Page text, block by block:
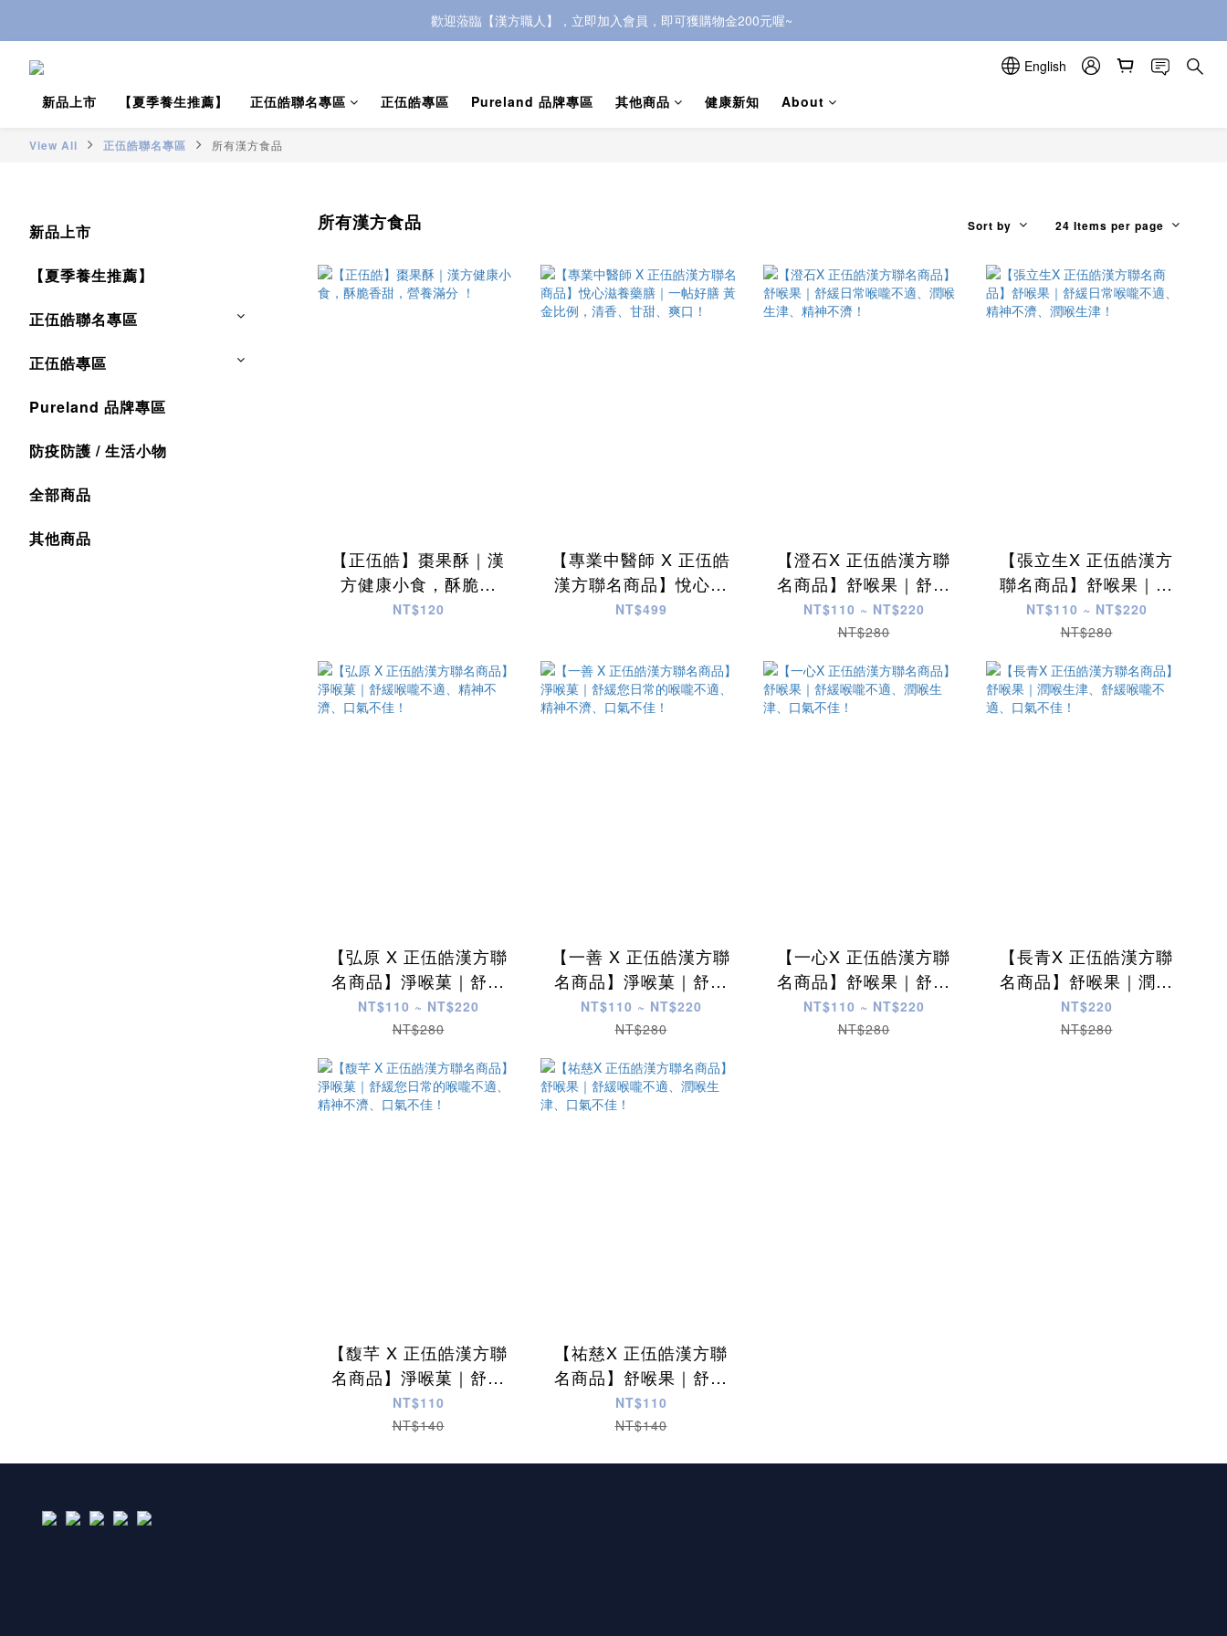
歡迎蒞臨【漢方職人】，立即加入會員，即可獲購物金200元喔~
歡迎蒞臨【漢方職人】，立即加入會員，即可獲購物金200元喔~
歡迎蒞臨【漢方職人】，立即加入會員，即可獲購物金200元喔~
English
新品上市
【夏季養生推薦】 正伍皓聯名專區 正伍皓專區 Pureland 品牌專區 其他商品 健康新知 About
View All 正伍皓聯名專區 所有漢方食品
新品上市
【夏季養生推薦】
正伍皓聯名專區
正伍皓專區
Pureland 品牌專區
防疫防護 / 生活小物
全部商品
其他商品
所有漢方食品 Sort by 24 Items per page
【正伍皓】棗果酥｜漢
方健康小食，酥脆香
甜，營養滿分 ！
NT$120
【專業中醫師 X 正伍皓
漢方聯名商品】悅心滋
養藥膳｜一帖好膳 黃金
NT$499
【澄石X 正伍皓漢方聯
名商品】舒喉果｜舒緩
日常喉嚨不適、潤喉生
津、精神不濟！
NT$110 ~ NT$220
NT$280
【張立生X 正伍皓漢方
聯名商品】舒喉果｜舒
緩日常喉嚨不適、精神
不濟、潤喉生津！
NT$110 ~ NT$220
NT$280
【弘原 X 正伍皓漢方聯
名商品】淨喉菓｜舒緩
喉嚨不適、精神不濟、
口氣不佳！
NT$110 ~ NT$220
NT$280
【一善 X 正伍皓漢方聯
名商品】淨喉菓｜舒緩
您日常的喉嚨不適、精
神不濟、口氣不佳！
NT$110 ~ NT$220
NT$280
【一心X 正伍皓漢方聯
名商品】舒喉果｜舒緩
喉嚨不適、潤喉生津、
口氣不佳！
NT$110 ~ NT$220
NT$280
【長青X 正伍皓漢方聯
名商品】舒喉果｜潤喉
生津、舒緩喉嚨不適、
口氣不佳！
NT$220
NT$280
【馥芊 X 正伍皓漢方聯
名商品】淨喉菓｜舒緩
您日常的喉嚨不適、精
神不濟、口氣不佳！
NT$110
NT$140
【祐慈X 正伍皓漢方聯
名商品】舒喉果｜舒緩
喉嚨不適、潤喉生津、
口氣不佳！
NT$110
NT$140